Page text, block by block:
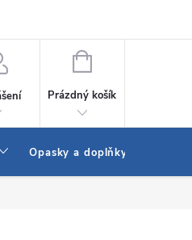
NÁKUPNÍ
Prázdný košík
Opasky a doplňky